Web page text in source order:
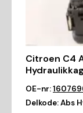
Citroen C4
OE-nr:
Delkode:Abs